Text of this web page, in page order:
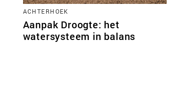
ACHTERHOEK
Aanpak Droogte: het
watersysteem in balans